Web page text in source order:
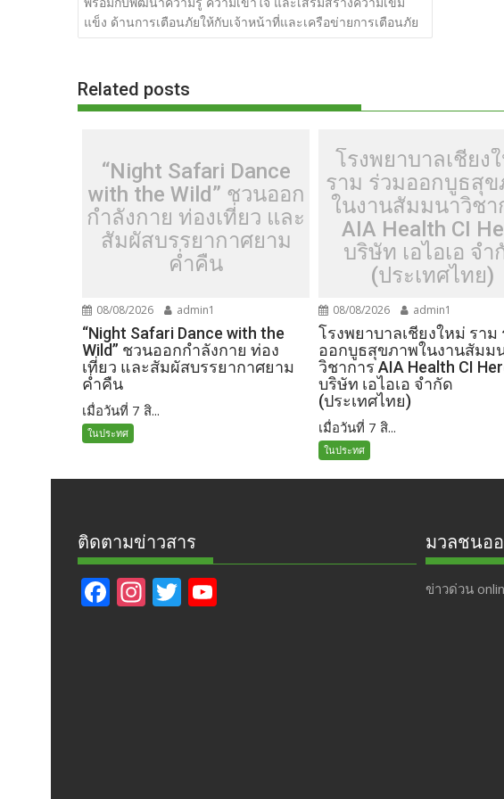
b
o
k
er di
t
g
er
bl
r
e
st
y
Li
k
e
แข็ง ด้านการเตือนภัยให้กับเจ้าหน้าที่และเครือข่ายการเตือนภัย
Related posts
“Night Safari Dance
with the Wild” ชวนออก
กำลังกาย ท่องเที่ยว และ
สัมผัสบรรยากาศยาม
ค่ำคืน
08/08/2026 admin1
“Night Safari Dance with the
Wild” ชวนออกกำลังกาย ท่อง
เที่ยว และสัมผัสบรรยากาศยาม
ค่ำคืน
เมื่อวันที่ 7 สิ...
ในประทศ
โรงพยาบาลเชียง
ราม ร่วมออกบูธสุข
ในงานสัมมนาวิชา
AIA Health CI
บริษัท เอไอเอ จำ
(ประเทศไทย)
08/08/2026 admin1
โรงพยาบาลเชียงใหม่ ราม
ออกบูธสุขภาพในงานสัมม
วิชาการ AIA Health CI
บริษัท เอไอเอ จำกัด
(ประเทศไทย)
เมื่อวันที่ 7 สิ...
ในประทศ
ติดตามข่าวสาร
F
ac
In
st
T
w
มวลชนอ
ข่าวด่วน